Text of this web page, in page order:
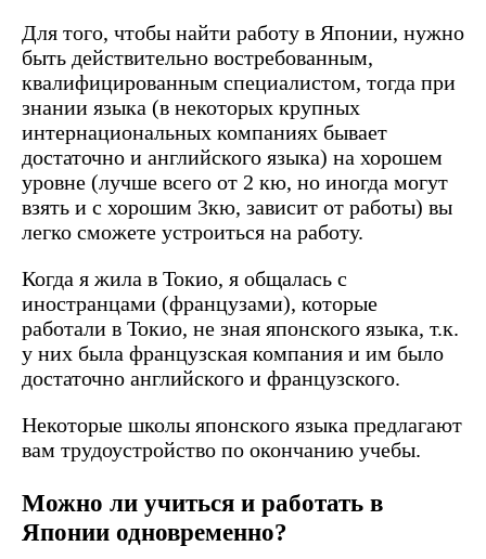
Для того, чтобы найти работу в Японии, нужно
быть действительно востребованным,
квалифицированным специалистом, тогда при
знании языка (в некоторых крупных
интернациональных компаниях бывает
достаточно и английского языка) на хорошем
уровне (лучше всего от 2 кю, но иногда могут
взять и с хорошим 3кю, зависит от работы) вы
легко сможете устроиться на работу.
Когда я жила в Токио, я общалась с
иностранцами (французами), которые
работали в Токио, не зная японского языка, т.к.
у них была французская компания и им было
достаточно английского и французского.
Некоторые школы японского языка предлагают
вам трудоустройство по окончанию учебы.
Можно ли учиться и работать в
Японии одновременно?